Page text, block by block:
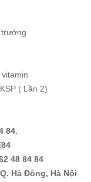
trưởng
( Lần 2)
84.
48 84 84
Hà Đông, Hà Nội